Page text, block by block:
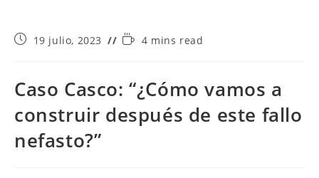
19 julio, 2023 4 mins read
Caso Casco: “¿Cómo vamos a
construir después de este fallo
nefasto?”